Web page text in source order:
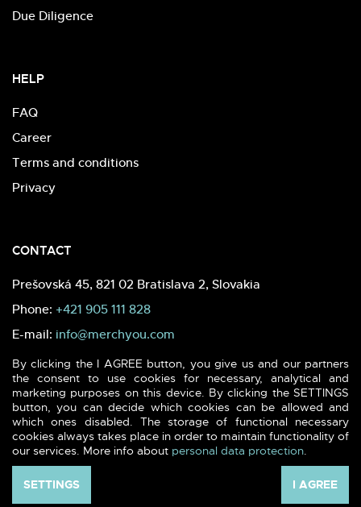
Due Diligence
HELP
FAQ
Career
Terms and conditions
Privacy
CONTACT
Prešovská 45, 821 02 Bratislava 2, Slovakia
Phone: +421 905 111 828
E-mail: info@merchyou.com
2026 (c) MERCHYOU - Sustainable textile & printing. All rights
reserved.
By clicking the I AGREE button, you give us and our partners
the consent to use cookies for necessary, analytical and
marketing purposes on this device. By clicking the SETTINGS
button, you can decide which cookies can be allowed and
which ones disabled. The storage of functional necessary
cookies always takes place in order to maintain functionality of
our services. More info about personal data protection.
SETTINGS I AGREE